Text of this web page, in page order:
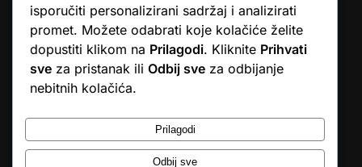
★★★★★
… Ono što me se dojmilo je ljudski pristup i njihova briga da
dobijem što sam naručio. U većini web shopova nitko vas ne
zove, samo otkažu narudžbu. …
Stjepan D.M.
© Argus elektronika d.o.o.
isporučiti personalizirani sadržaj i analizirati
promet. Možete odabrati koje kolačiće želite
dopustiti klikom na Prilagodi. Kliknite Prihvati
sve za pristanak ili Odbij sve za odbijanje
nebitnih kolačića.
Prilagodi
Odbij sve